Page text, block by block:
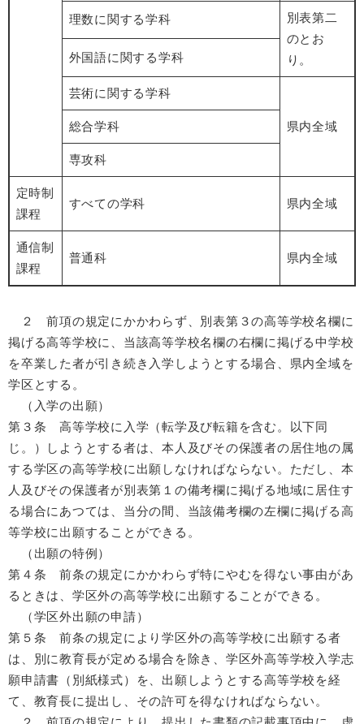
理数に関する学科
別表第二
のとお
り。
外国語に関する学科
芸術に関する学科
県内全域
総合学科
専攻科
定時制
課程
すべての学科 県内全域
通信制
課程
普通科 県内全域
２ 前項の規定にかかわらず、別表第３の高等学校名欄に
掲げる高等学校に、当該高等学校名欄の右欄に掲げる中学校
を卒業した者が引き続き入学しようとする場合、県内全域を
学区とする。
（入学の出願）
第３条 高等学校に入学（転学及び転籍を含む。以下同
じ。）しようとする者は、本人及びその保護者の居住地の属
する学区の高等学校に出願しなければならない。ただし、本
人及びその保護者が別表第１の備考欄に掲げる地域に居住す
る場合にあつては、当分の間、当該備考欄の左欄に掲げる高
等学校に出願することができる。
（出願の特例）
第４条 前条の規定にかかわらず特にやむを得ない事由があ
るときは、学区外の高等学校に出願することができる。
（学区外出願の申請）
第５条 前条の規定により学区外の高等学校に出願する者
は、別に教育長が定める場合を除き、学区外高等学校入学志
願申請書（別紙様式）を、出願しようとする高等学校を経
て、教育長に提出し、その許可を得なければならない。